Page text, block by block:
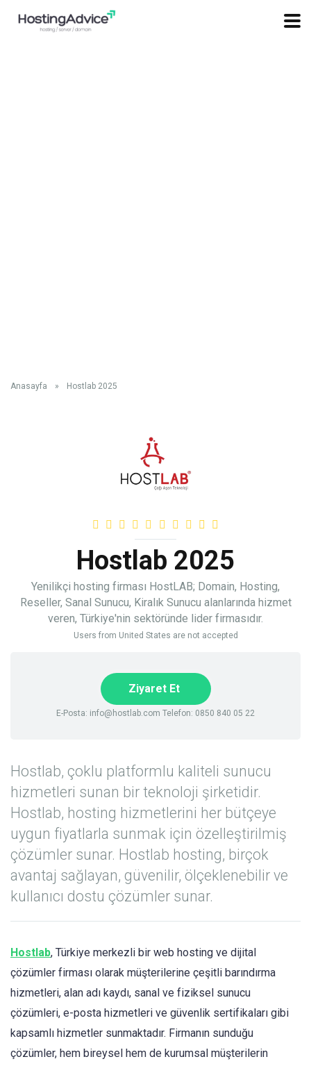
Anasayfa » Hostlab 2025
Hostlab 2025
Yenilikçi hosting firması HostLAB; Domain, Hosting,
Reseller, Sanal Sunucu, Kiralık Sunucu alanlarında hizmet
veren, Türkiye'nin sektöründe lider firmasıdır.
Users from United States are not accepted
Ziyaret Et
E-Posta: info@hostlab.com Telefon: 0850 840 05 22
Hostlab, çoklu platformlu kaliteli sunucu
hizmetleri sunan bir teknoloji şirketidir.
Hostlab, hosting hizmetlerini her bütçeye
uygun fiyatlarla sunmak için özelleştirilmiş
çözümler sunar. Hostlab hosting, birçok
avantaj sağlayan, güvenilir, ölçeklenebilir ve
kullanıcı dostu çözümler sunar.
Hostlab, Türkiye merkezli bir web hosting ve dijital
çözümler firması olarak müşterilerine çeşitli barındırma
hizmetleri, alan adı kaydı, sanal ve fiziksel sunucu
çözümleri, e-posta hizmetleri ve güvenlik sertifikaları gibi
kapsamlı hizmetler sunmaktadır. Firmanın sunduğu
çözümler, hem bireysel hem de kurumsal müşterilerin